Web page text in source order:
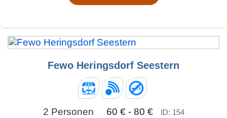
Fewo Heringsdorf Seestern
2 Personen 60 € - 80 € ID: 154